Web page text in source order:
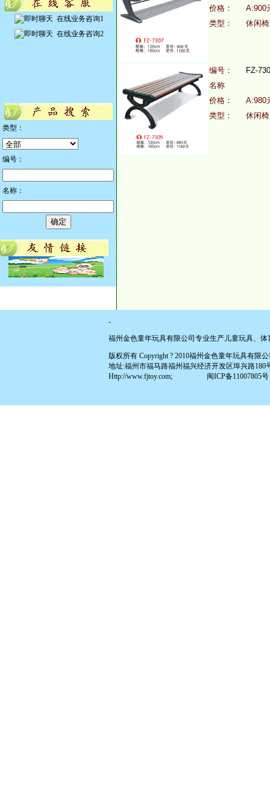
在线业务咨询1
在线业务咨询2
类型：
编号：
名称：
价格：
A:900
类型：
休闲
编号：
FZ-
名称
价格：
A:980
类型：
休闲
-
福州金色童年玩具有限公司专业生产儿童玩具、
版权所有 Copyright ? 2010福州金色童年玩具有限公
地址:福州市福马路福州福兴经济开发区埠兴路180
Http://www.fjtoy.com;
闽ICP备11007805号